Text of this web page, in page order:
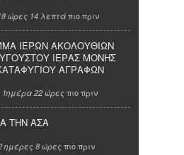
ώρες 14 λεπτά πιο πριν
ΙΕΡΩΝ ΑΚΟΛΟΥΘΙΩΝ
ΙΕΡΑΣ ΜΟΝΗΣ
ΑΓΡΑΦΩΝ
1ημέρα 22 ώρες πιο πριν
ΤΗΝ ΑΣΑ
ημέρες 8 ώρες πιο πριν